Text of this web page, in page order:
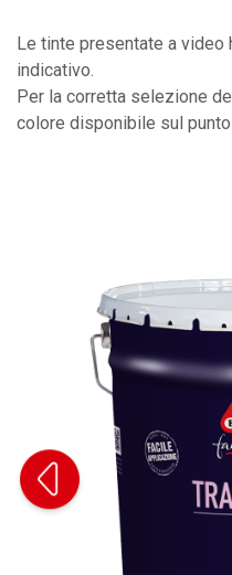
Le tinte presentate a video
indicativo.
Per la corretta selezione
colore disponibile sul